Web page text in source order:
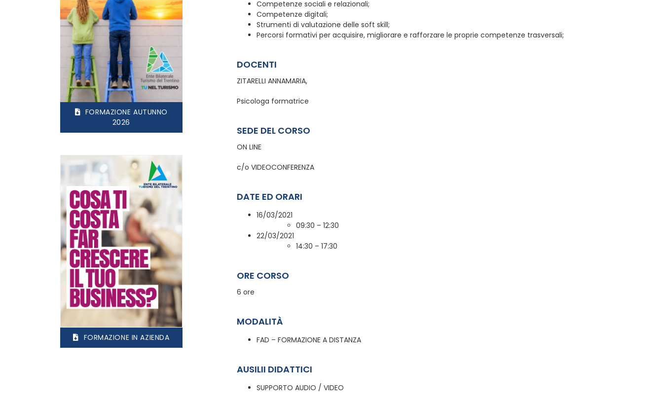
FORMAZIONE AUTUNNO
2026
FORMAZIONE IN AZIENDA
Competenze sociali e relazionali;
Competenze digitali;
Strumenti di valutazione delle soft skill;
Percorsi formativi per acquisire, migliorare e rafforzare le proprie competenze trasversali;
DOCENTI
ZITARELLI ANNAMARIA,
Psicologa formatrice
SEDE DEL CORSO
ON LINE
c/o VIDEOCONFERENZA
DATE ED ORARI
16/03/2021
09:30 – 12:30
22/03/2021
14:30 – 17:30
ORE CORSO
6 ore
MODALITÀ
FAD – FORMAZIONE A DISTANZA
AUSILII DIDATTICI
SUPPORTO AUDIO / VIDEO